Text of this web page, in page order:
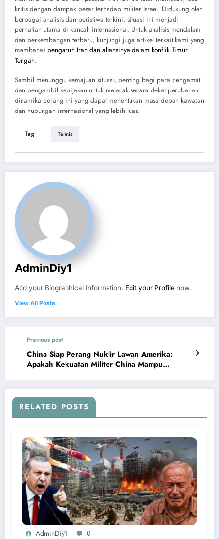
kritis dengan dampak besar terhadap militer Israel. Didukung oleh
berbagai analisis dan peristiwa terkini, situasi ini menjadi
perhatian utama di kancah internasional. Untuk analisis mendalam
dan perkembangan terbaru, kunjungi juga artikel terkait kami yang
membahas pengaruh Iran dan aliansinya dalam konflik Timur
Tengah.
Sambil menunggu kemajuan situasi, penting bagi para pengamat
dan pengambil kebijakan untuk melacak secara dekat perubahan
dinamika perang ini yang dapat menentukan masa depan kawasan
dan hubungan internasional yang lebih luas.
Tag Tennis
AdminDiy1
Add your Biographical Information. Edit your Profile now.
View All Posts
Previous post
China Siap Perang Nuklir Lawan Amerika:
Apakah Kekuatan Militer China Mampu
RELATED POSTS
AdminDiy1 0